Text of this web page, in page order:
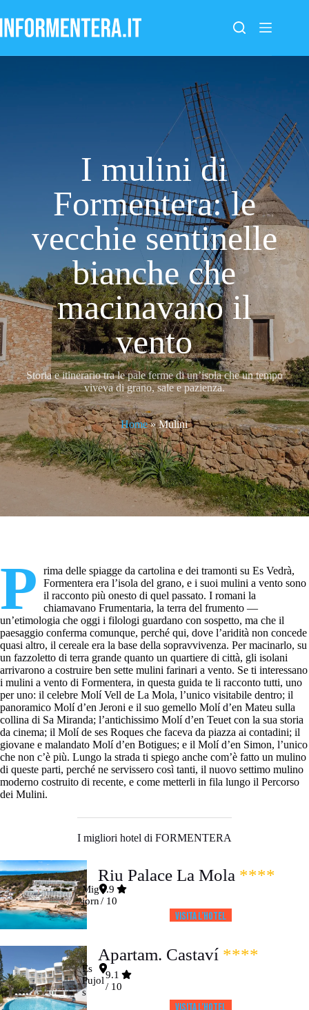
al
contenuto
I mulini di
Formentera: le
vecchie sentinelle
bianche che
macinavano il
vento
Storia e itinerario tra le pale ferme di un’isola che un tempo
viveva di grano, sale e pazienza.
Home»Mulini
P
rima delle spiagge da cartolina e dei tramonti su Es Vedrà,
Formentera era l’isola del grano, e i suoi mulini a vento sono
il racconto più onesto di quel passato. I romani la
chiamavano Frumentaria, la terra del frumento —
un’etimologia che oggi i filologi guardano con sospetto, ma che il
paesaggio conferma comunque, perché qui, dove l’aridità non concede
quasi altro, il cereale era la base della sopravvivenza. Per macinarlo, su
un fazzoletto di terra grande quanto un quartiere di città, gli isolani
arrivarono a costruire ben sette mulini farinari a vento. Se ti interessano
i mulini a vento di Formentera, in questa guida te li racconto tutti, uno
per uno: il celebre Molí Vell de La Mola, l’unico visitabile dentro; il
panoramico Molí d’en Jeroni e il suo gemello Molí d’en Mateu sulla
collina di Sa Miranda; l’antichissimo Molí d’en Teuet con la sua storia
da cinema; il Molí de ses Roques che faceva da piazza ai contadini; il
giovane e malandato Molí d’en Botigues; e il Molí d’en Simon, l’unico
che non c’è più. Lungo la strada ti spiego anche com’è fatto un mulino
di queste parti, perché ne servissero così tanti, il nuovo settimo mulino
moderno costruito di recente, e come metterli in fila lungo il Percorso
dei Mulini.
I migliori hotel di FORMENTERA
Riu Palace La Mola ****
Mig
jorn
8.9
/ 10
Visita l’HOTEL
Apartam. Castaví ****
Es
Pujol
s
9.1
/ 10